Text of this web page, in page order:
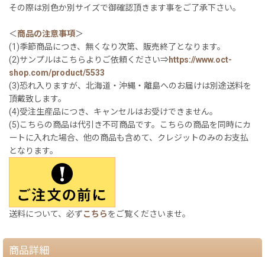
その際は別色か別サイズで御確認頂きます事をご了承下さい。
＜商品の注意事項＞
(1)季節商品につき、無くなり次第、販売終了となります。
(2)サンプルはこちらよりご依頼ください⇒https://www.oct-
shop.com/product/5533
(3)恐れ入りますが、北海道・沖縄・離島へのお届けは別途送料を
頂戴致します。
(4)受注生産品につき、キャンセルはお受けできません。
(5)こちらの商品は代引き不可商品です。こちらの商品を同時にカ
ートに入れた場合、他の商品も含めて、クレジットのみのお支払
となります。
送料について、必ずこちらをご覧くださいませ。
商品詳細